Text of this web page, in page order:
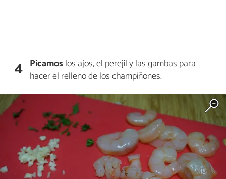
4 Picamos los ajos, el perejil y las gambas para
hacer el relleno de los champiñones.